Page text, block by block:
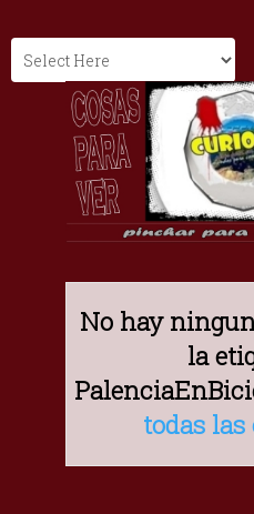
No hay
la
todas